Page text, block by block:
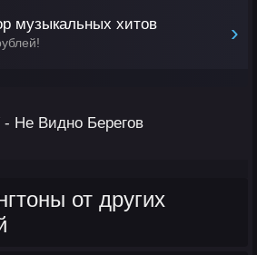
музыкальных хитов ›
- Не Видно Берегов
от других